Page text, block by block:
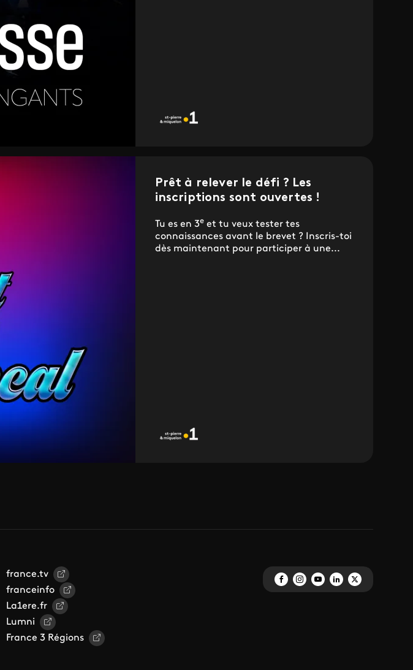
Prêt à relever le défi ? Les
inscriptions sont ouvertes !
Tu es en 3eet tu veux tester tes
connaissances avant le brevet ? Inscris-toi
dès maintenant pour participer à une...
france.tv
franceinfo
La1ere.fr
Lumni
France 3 Régions